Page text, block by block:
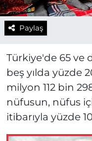
Paylaş
Türkiye'de 65 ve
beş yılda yüzde
milyon 112 bin
nüfusun, nüfus
itibarıyla yüzde